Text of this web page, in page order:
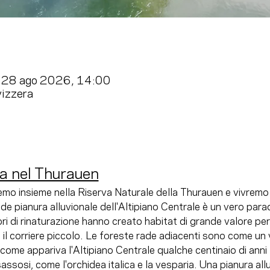
ago 2026, 14:00
nel Thurauen
insieme nella Riserva Naturale della Thurauen e
pianura alluvionale dell'Altipiano Centrale è un vero
di rinaturazione hanno creato habitat di grande valore
corriere piccolo. Le foreste rade adiacenti sono come
appariva l'Altipiano Centrale qualche centinaio di
come l'orchidea italica e la vesparia. Una pianura